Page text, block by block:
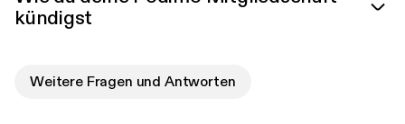
kündigst
Weitere Fragen und Antworten